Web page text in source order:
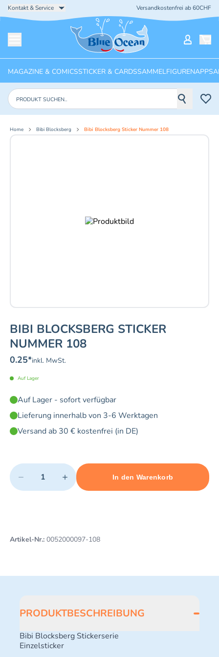
Kontakt & Service Versandkostenfrei ab 60CHF
Startseite
MAGAZINE & COMICSSTICKER & CARDSSAMMELFIGURENAPPS
Produkte suchen
Home Bibi Blocksberg Bibi Blocksberg Sticker Nummer 108
BIBI BLOCKSBERG STICKER
NUMMER 108
0.25*inkl. MwSt.
Auf Lager
Auf Lager - sofort verfügbar
Lieferung innerhalb von 3-6 Werktagen
Versand ab 30 € kostenfrei (in DE)
Quantity
− +
Minimum quantity: 1 Maximum quantity: 46
In den Warenkorb
Add 1 item to cart
Artikel-Nr.: 0052000097-108
PRODUKTBESCHREIBUNG
Bibi Blocksberg Stickerserie
Einzelsticker